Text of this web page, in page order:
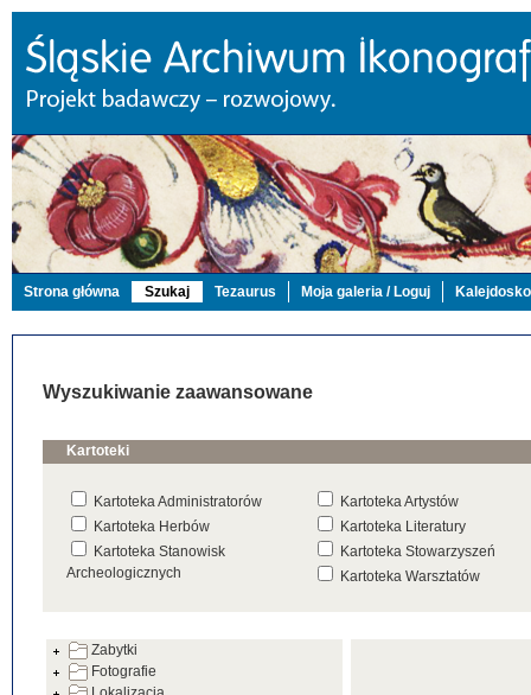
Strona główna Szukaj Tezaurus Moja galeria / Loguj
Wyszukiwanie zaawansowane
Kartoteki
Kartoteka Administratorów
Kartoteka Artystów
Kartoteka Herbów
Kartoteka Literatury
Kartoteka Stanowisk
Archeologicznych
Kartoteka Stowarzyszeń
Kartoteka Warsztatów
Zabytki
Fotografie